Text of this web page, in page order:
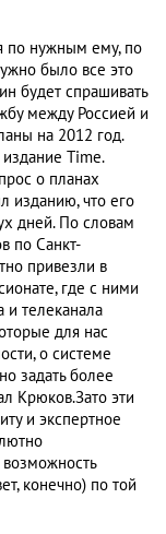
по нужным ему, по
было все это
будет спрашивать
между Россией и
на 2012 год.
Time.
о планах
изданию, что его
дней. По словам
по Санкт-
привезли в
где с ними
и телеканала
для нас
о системе
задать более
Крюков.Зато эти
и экспертное
конечно) по той